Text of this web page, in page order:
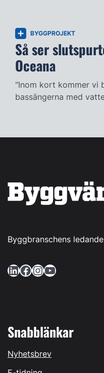
BYGGPROJEKT
Så ser
Oceana
"Inom kort kommer vi
bassängerna med
Byggbranschens
LinkedIn Facebook InstagramYouTube
Snabblänkar
Nyhetsbrev